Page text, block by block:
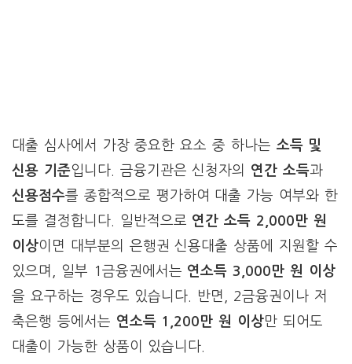
대출 심사에서 가장 중요한 요소 중 하나는 소득 및
신용 기준입니다. 금융기관은 신청자의 연간 소득과
신용점수를 종합적으로 평가하여 대출 가능 여부와 한
도를 결정합니다. 일반적으로 연간 소득 2,000만 원
이상이면 대부분의 은행권 신용대출 상품에 지원할 수
있으며, 일부 1금융권에서는 연소득 3,000만 원 이상
을 요구하는 경우도 있습니다. 반면, 2금융권이나 저
축은행 등에서는 연소득 1,200만 원 이상만 되어도
대출이 가능한 상품이 있습니다.